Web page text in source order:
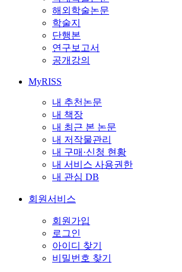
해외학술논문
학술지
단행본
연구보고서
공개강의
MyRISS
내 추천논문
내 책장
내 최근 본 논문
내 저작물관리
내 구매·신청 현황
내 서비스 사용권한
내 관심 DB
회원서비스
회원가입
로그인
아이디 찾기
비밀번호 찾기